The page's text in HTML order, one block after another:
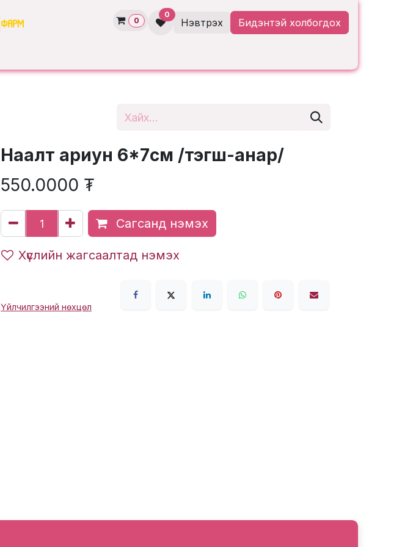
0
0
Нэвтрэх Бидэнтэй холбогдох
Наалт ариун 6*7см /тэгш-анар/
550.0000 ₮
Сагсанд нэмэх
Хүслийн жагсаалтад нэмэх
Үйлчилгээний нөхцөл